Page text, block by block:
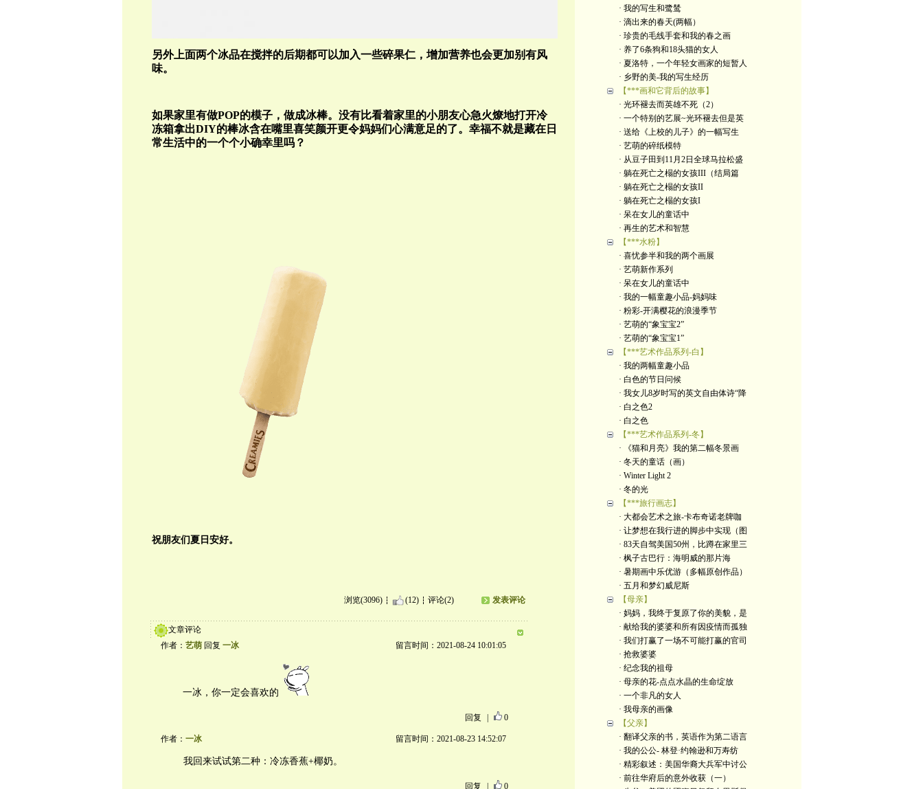
另外上面两个冰品在搅拌的后期都可以加入一些碎果仁，增加营养也会更加别有风
味。
如果家里有做POP的模子，做成冰棒。没有比看着家里的小朋友心急火燎地打开冷
冻箱拿出DIY的棒冰含在嘴里喜笑颜开更令妈妈们心满意足的了。幸福不就是藏在日
常生活中的一个个小确幸里吗？
祝朋友们夏日安好。
浏览(3096) (12) 评论(2) 发表评论
文章评论
作者： 艺萌回复 一冰 留言时间：2021-08-24 10:01:05
一冰，你一定会喜欢的
回复 0
作者： 一冰 留言时间：2021-08-23 14:52:07
我回来试试第二种：冷冻香蕉+椰奶。
回复 0
· 我的写生和鹭鸶
· 滴出来的春天(两幅）
· 珍贵的毛线手套和我的春之画
· 养了6条狗和18头猫的女人
· 夏洛特，一个年轻女画家的短暂人
· 乡野的美-我的写生经历
【***画和它背后的故事】
· 光环褪去而英雄不死（2）
· 一个特别的艺展~光环褪去但是英
· 送给《上校的儿子》的一幅写生
· 艺萌的碎纸模特
· 从豆子田到11月2日全球马拉松盛
· 躺在死亡之榻的女孩III（结局篇
· 躺在死亡之榻的女孩II
· 躺在死亡之榻的女孩I
· 呆在女儿的童话中
· 再生的艺术和智慧
【***水粉】
· 喜忧参半和我的两个画展
· 艺萌新作系列
· 呆在女儿的童话中
· 我的一幅童趣小品-妈妈味
· 粉彩-开满樱花的浪漫季节
· 艺萌的“象宝宝2”
· 艺萌的“象宝宝1”
【***艺术作品系列-白】
· 我的两幅童趣小品
· 白色的节日问候
· 我女儿8岁时写的英文自由体诗“降
· 白之色2
· 白之色
【***艺术作品系列-冬】
· 《猫和月亮》我的第二幅冬景画
· 冬天的童话（画）
· Winter Light 2
· 冬的光
【***旅行画志】
· 大都会艺术之旅-卡布奇诺老牌咖
· 让梦想在我行进的脚步中实现（图
· 83天自驾美国50州，比蹲在家里三
· 枫子古巴行：海明威的那片海
· 暑期画中乐优游（多幅原创作品）
· 五月和梦幻威尼斯
【母亲】
· 妈妈，我终于复原了你的美貌，是
· 献给我的婆婆和所有因疫情而孤独
· 我们打赢了一场不可能打赢的官司
· 抢救婆婆
· 纪念我的祖母
· 母亲的花-点点水晶的生命绽放
· 一个非凡的女人
· 我母亲的画像
【父亲】
· 翻译父亲的书，英语作为第二语言
· 我的公公- 林登·约翰逊和万寿纺
· 精彩叙述：美国华裔大兵军中讨公
· 前往华府后的意外收获（一）